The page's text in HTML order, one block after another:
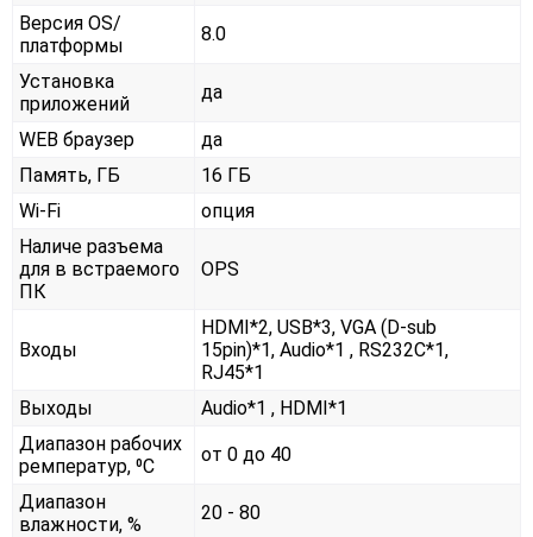
Версия OS/
платформы
8.0
Установка
приложений
да
WEB браузер
да
Память, ГБ
16 ГБ
Wi-Fi
опция
Наличе разъема
для в встраемого
ПК
OPS
Входы
HDMI*2, USB*3, VGA (D-sub
15pin)*1, Audio*1 , RS232С*1,
RJ45*1
Выходы
Audio*1 , HDMI*1
Диапазон рабочих
ремператур, ⁰С
от 0 до 40
Диапазон
влажности, %
20 - 80